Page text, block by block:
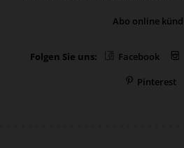
Abo online
Folgen Sie uns: Facebook
Pinterest